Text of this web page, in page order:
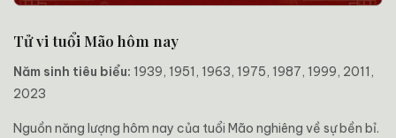
Tử vi tuổi Mão hôm nay
Năm sinh tiêu biểu: 1939, 1951, 1963, 1975, 1987, 1999, 2011,
2023
Nguồn năng lượng hôm nay của tuổi Mão nghiêng về sự bền bỉ.